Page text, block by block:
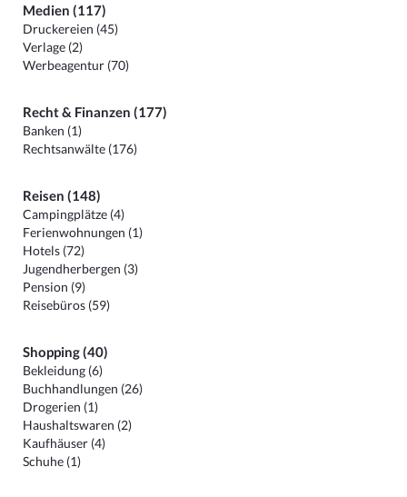
Medien (117)
Druckereien (45)
Verlage (2)
Werbeagentur (70)
Recht & Finanzen (177)
Banken (1)
Rechtsanwälte (176)
Reisen (148)
Campingplätze (4)
Ferienwohnungen (1)
Hotels (72)
Jugendherbergen (3)
Pension (9)
Reisebüros (59)
Shopping (40)
Bekleidung (6)
Buchhandlungen (26)
Drogerien (1)
Haushaltswaren (2)
Kaufhäuser (4)
Schuhe (1)